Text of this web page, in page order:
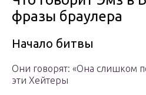
фразы браулера
Начало битвы
Они говорят: «Она слишком
эти Хейтеры